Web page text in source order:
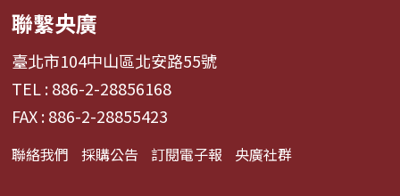
聯繫央廣
臺北市104中山區北安路55號
TEL : 886-2-28856168
FAX : 886-2-28855423
聯絡我們 採購公告 訂閱電子報 央廣社群